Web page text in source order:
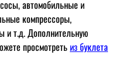
автомобильные и
компрессоры,
и т.д. Дополнительную
просмотретьиз буклета